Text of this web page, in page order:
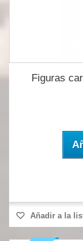
Figuras
Añadir a la